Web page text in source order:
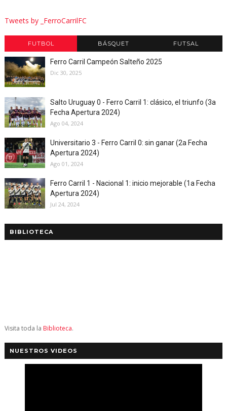
Tweets by _FerroCarrilFC
FUTBOL BÁSQUET FUTSAL
Ferro Carril Campeón Salteño 2025
Dic 30, 2025
Salto Uruguay 0 - Ferro Carril 1: clásico, el triunfo (3a
Fecha Apertura 2024)
Ago 04, 2024
Universitario 3 - Ferro Carril 0: sin ganar (2a Fecha
Apertura 2024)
Ago 01, 2024
Ferro Carril 1 - Nacional 1: inicio mejorable (1a Fecha
Apertura 2024)
Jul 24, 2024
BIBLIOTECA
Visita toda la Biblioteca.
NUESTROS VIDEOS